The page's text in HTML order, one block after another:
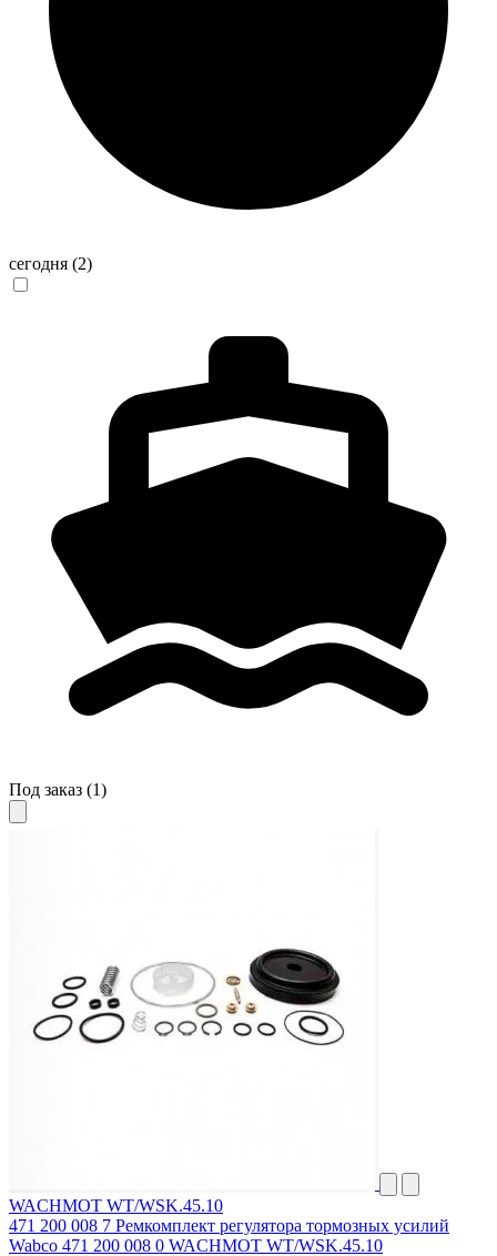
сегодня (2)
Под заказ (1)
WACHMOT WT/WSK.45.10
471 200 008 7 Ремкомплект регулятора тормозных усилий
Wabco 471 200 008 0 WACHMOT WT/WSK.45.10